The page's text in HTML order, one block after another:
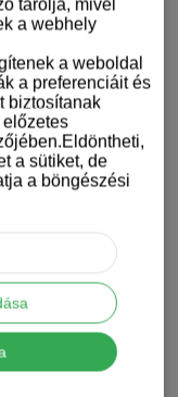
és rajongók
tárolja, mivel
a webhely
a weboldal
a preferenciáit és
biztosítanak
előzetes
a sütiket, de
a böngészési